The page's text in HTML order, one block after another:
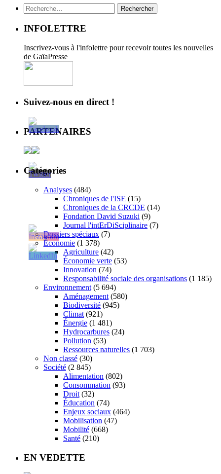
Rechercher :
INFOLETTRE
Inscrivez-vous à l'infolettre pour recevoir toutes les nouvelles
de GaïaPresse
Suivez-nous en direct !
PARTENAIRES
Catégories
Analyses (484)
Chroniques de l'ISE (15)
Chroniques de la CRCDE (14)
Fondation David Suzuki (9)
Journal l'intErDiSciplinaire (7)
Dossiers spéciaux (7)
Économie (1 378)
Agriculture (42)
Économie verte (53)
Innovation (74)
Responsabilité sociale des organisations (1 185)
Environnement (5 694)
Aménagement (580)
Biodiversité (945)
Climat (921)
Énergie (1 481)
Hydrocarbures (24)
Pollution (53)
Ressources naturelles (1 703)
Non classé (30)
Société (2 845)
Alimentation (802)
Consommation (93)
Droit (32)
Éducation (74)
Enjeux sociaux (464)
Mobilisation (47)
Mobilité (668)
Santé (210)
EN VEDETTE